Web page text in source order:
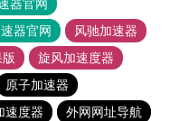
器官网
器官网
风驰加速器
旋风加速度器
原子加速器
速度器
外网网址导航